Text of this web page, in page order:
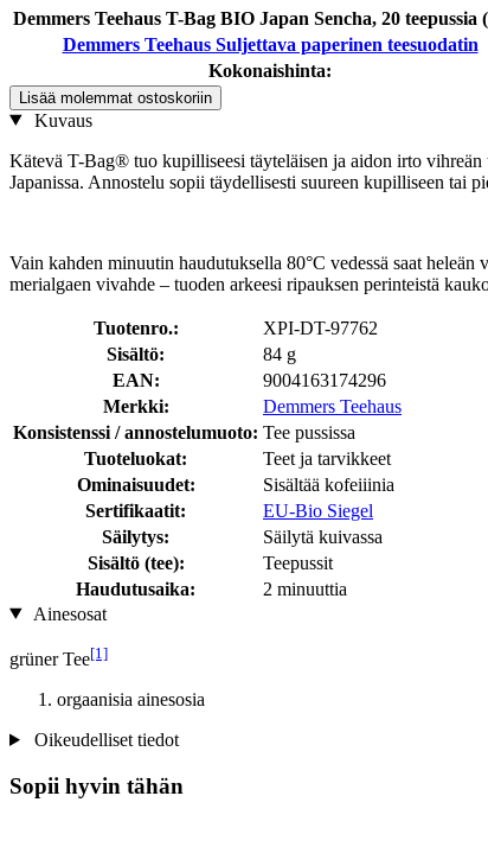
Demmers Teehaus T-Bag BIO Japan Sencha, 20 teepussia
Demmers Teehaus Suljettava paperinen teesuodatin
Kokonaishinta:
Lisää molemmat ostoskoriin
Kuvaus
Kätevä T-Bag® tuo kupilliseesi täyteläisen ja aidon irto vihreän
Japanissa. Annostelu sopii täydellisesti suureen kupilliseen tai
Vain kahden minuutin haudutuksella 80°C vedessä saat
merialgaen vivahde – tuoden arkeesi ripauksen perinteistä
Tuotenro.:
XPI-DT-97762
Sisältö:
84 g
EAN:
9004163174296
Merkki:
Demmers Teehaus
Konsistenssi / annostelumuoto: Tee pussissa
Tuoteluokat:
Teet ja tarvikkeet
Ominaisuudet:
Sisältää kofeiiinia
Sertifikaatit:
EU-Bio Siegel
Säilytys:
Säilytä kuivassa
Sisältö (tee):
Teepussit
Haudutusaika:
2 minuuttia
Ainesosat
grüner Tee[1]
orgaanisia ainesosia
Oikeudelliset tiedot
Sopii hyvin tähän